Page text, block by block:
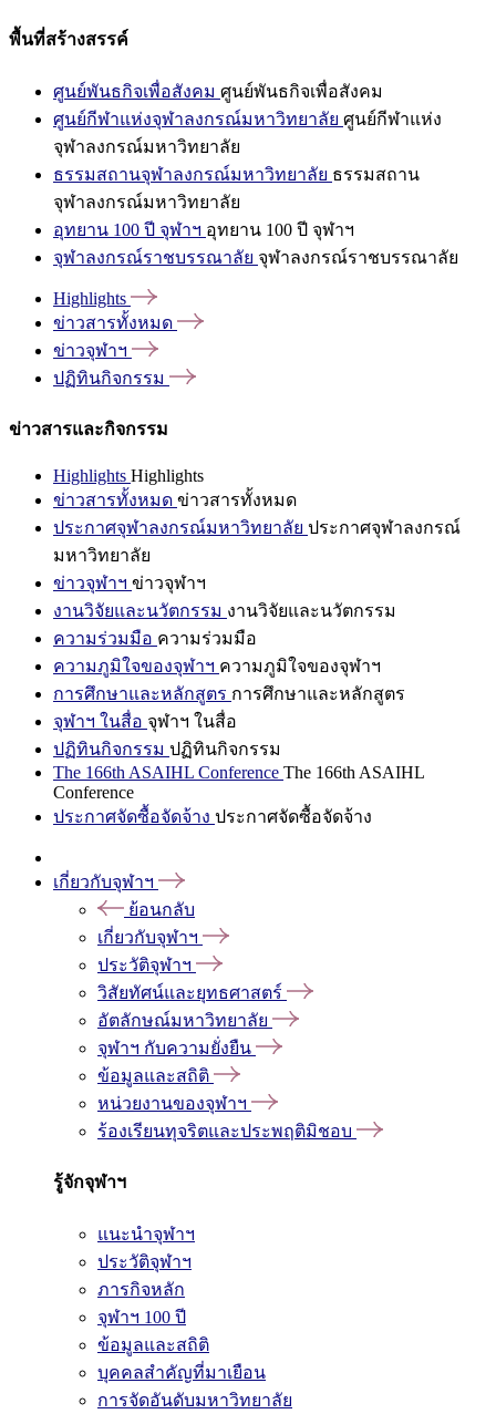
พื้นที่สร้างสรรค์
ศูนย์พันธกิจเพื่อสังคม ศูนย์พันธกิจเพื่อสังคม
ศูนย์กีฬาแห่งจุฬาลงกรณ์มหาวิทยาลัย ศูนย์กีฬาแห่ง
จุฬาลงกรณ์มหาวิทยาลัย
ธรรมสถานจุฬาลงกรณ์มหาวิทยาลัย ธรรมสถาน
จุฬาลงกรณ์มหาวิทยาลัย
อุทยาน 100 ปี จุฬาฯ อุทยาน 100 ปี จุฬาฯ
จุฬาลงกรณ์ราชบรรณาลัย จุฬาลงกรณ์ราชบรรณาลัย
Highlights
ข่าวสารทั้งหมด
ข่าวจุฬาฯ
ปฏิทินกิจกรรม
ข่าวสารและกิจกรรม
Highlights Highlights
ข่าวสารทั้งหมด ข่าวสารทั้งหมด
ประกาศจุฬาลงกรณ์มหาวิทยาลัย ประกาศจุฬาลงกรณ์
มหาวิทยาลัย
ข่าวจุฬาฯ ข่าวจุฬาฯ
งานวิจัยและนวัตกรรม งานวิจัยและนวัตกรรม
ความร่วมมือ ความร่วมมือ
ความภูมิใจของจุฬาฯ ความภูมิใจของจุฬาฯ
การศึกษาและหลักสูตร การศึกษาและหลักสูตร
จุฬาฯ ในสื่อ จุฬาฯ ในสื่อ
ปฏิทินกิจกรรม ปฏิทินกิจกรรม
The 166th ASAIHL Conference The 166th ASAIHL
Conference
ประกาศจัดซื้อจัดจ้าง ประกาศจัดซื้อจัดจ้าง
เกี่ยวกับจุฬาฯ
ย้อนกลับ
เกี่ยวกับจุฬาฯ
ประวัติจุฬาฯ
วิสัยทัศน์และยุทธศาสตร์
อัตลักษณ์มหาวิทยาลัย
จุฬาฯ กับความยั่งยืน
ข้อมูลและสถิติ
หน่วยงานของจุฬาฯ
ร้องเรียนทุจริตและประพฤติมิชอบ
รู้จักจุฬาฯ
แนะนำจุฬาฯ
ประวัติจุฬาฯ
ภารกิจหลัก
จุฬาฯ 100 ปี
ข้อมูลและสถิติ
บุคคลสำคัญที่มาเยือน
การจัดอันดับมหาวิทยาลัย